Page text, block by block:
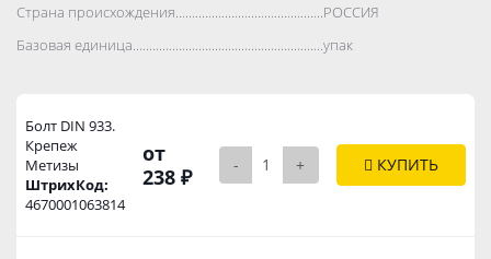
Страна происхождения..................................................................................
РОССИЯ
Базовая единица..................................................................................
упак
Болт DIN 933.
Крепеж
Метизы
ШтрихКод:
4670001063814
от
238 ₽
- + КУПИТЬ